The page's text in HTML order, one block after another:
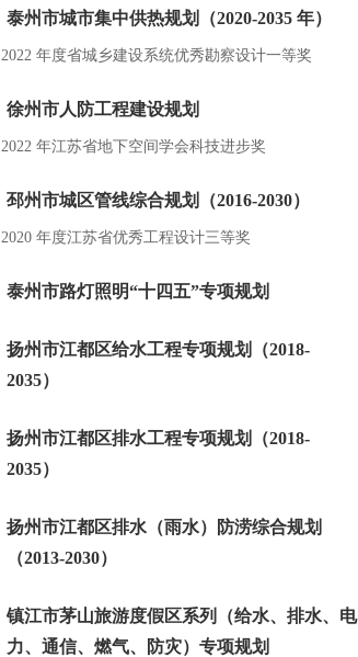
泰州市城市集中供热规划（2020-2035 年）
2022 年度省城乡建设系统优秀勘察设计一等奖
徐州市人防工程建设规划
2022 年江苏省地下空间学会科技进步奖
邳州市城区管线综合规划（2016-2030）
2020 年度江苏省优秀工程设计三等奖
泰州市路灯照明“十四五”专项规划
扬州市江都区给水工程专项规划（2018-
2035）
扬州市江都区排水工程专项规划（2018-
2035）
扬州市江都区排水（雨水）防涝综合规划
（2013-2030）
镇江市茅山旅游度假区系列（给水、排水、电
力、通信、燃气、防灾）专项规划